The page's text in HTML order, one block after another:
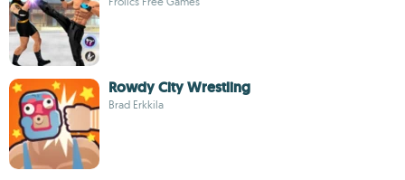
Rowdy City Wrestling
Brad Erkkila